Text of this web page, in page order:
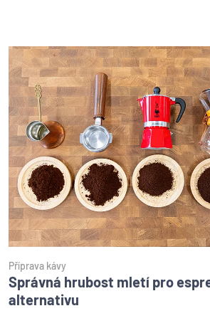
Příprava kávy
Správná hrubost mletí pro
alternativu